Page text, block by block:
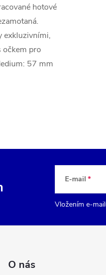
hotové
exkluzivními,
očkem pro
57 mm
E-mail
Vložením e-
O nás